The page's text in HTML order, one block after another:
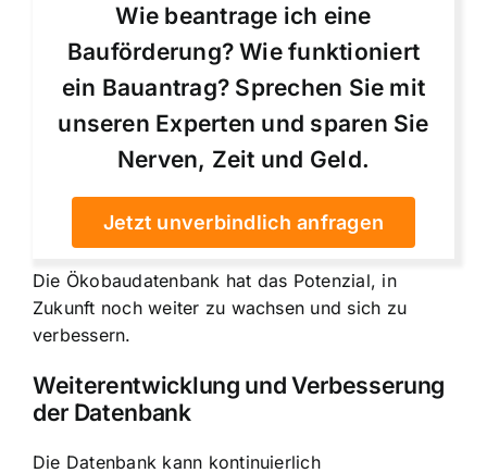
Wie beantrage ich eine
Bauförderung? Wie funktioniert
ein Bauantrag? Sprechen Sie mit
unseren Experten und sparen Sie
Nerven, Zeit und Geld.
Jetzt unverbindlich anfragen
Die Ökobaudatenbank hat das Potenzial, in
Zukunft noch weiter zu wachsen und sich zu
verbessern.
Weiterentwicklung und Verbesserung
der Datenbank
Die Datenbank kann kontinuierlich